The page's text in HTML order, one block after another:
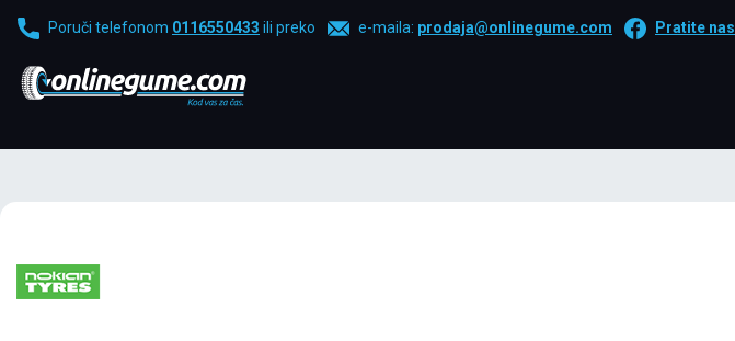
Poruči telefonom 0116550433 ili preko e-maila: prodaja@onlinegume.com Pratite nas